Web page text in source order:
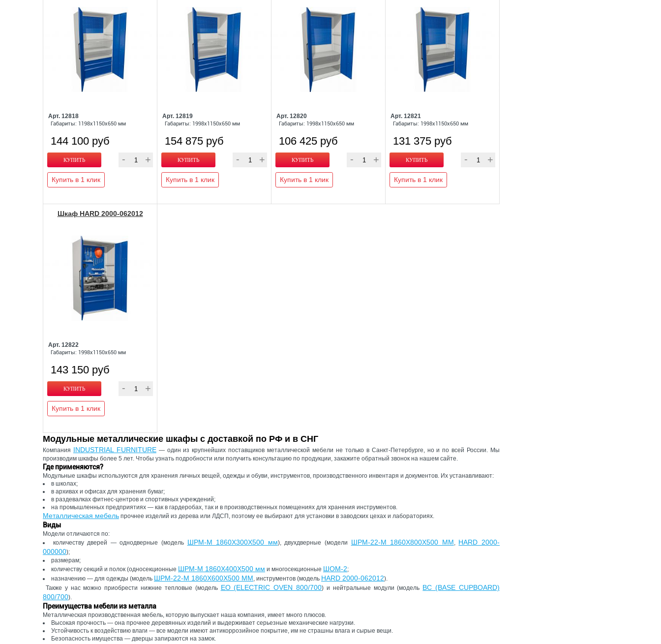
Арт. 12818
Габариты: 1198x1150x650 мм
144 100 руб
Купить в 1 клик
Арт. 12819
Габариты: 1998x1150x650 мм
154 875 руб
Купить в 1 клик
Арт. 12820
Габариты: 1998x1150x650 мм
106 425 руб
Купить в 1 клик
Арт. 12821
Габариты: 1998x1150x650 мм
131 375 руб
Купить в 1 клик
Шкаф HARD 2000-062012
Арт. 12822
Габариты: 1998x1150x650 мм
143 150 руб
Купить в 1 клик
Модульные металлические шкафы с доставкой по РФ и в СНГ
Компания INDUSTRIAL FURNITURE— один из крупнейших поставщиков металлической мебели не только в Санкт-Петербурге, но и по всей России. Мы
производим шкафы более 5 лет. Чтобы узнать подробности или получить консультацию по продукции, закажите обратный звонок на нашем сайте.
Где применяются?
Модульные шкафы используются для хранения личных вещей, одежды и обуви, инструментов, производственного инвентаря и документов. Их устанавливают:
в школах;
в архивах и офисах для хранения бумаг;
в раздевалках фитнес-центров и спортивных учреждений;
на промышленных предприятиях — как в гардеробах, так и в производственных помещениях для хранения инструментов.
Металлическая мебель прочнее изделий из дерева или ЛДСП, поэтому ее выбирают для установки в заводских цехах и лабораториях.
Виды
Модели отличаются по:
количеству дверей — однодверные (модель ШРМ-М 1860Х300Х500 мм), двухдверные (модели ШРМ-22-М 1860Х800Х500 ММ, HARD 2000-
000000);
размерам;
количеству секций и полок (односекционные ШРМ-М 1860Х400Х500 мм и многосекционные ШОМ-2;
назначению — для одежды (модель ШРМ-22-М 1860Х600Х500 ММ, инструментов (модель HARD 2000-062012).
Также у нас можно приобрести нижние тепловые (модель EO (ELECTRIC OVEN 800/700) и нейтральные модули (модель BC (BASE CUPBOARD)
800/700).
Преимущества мебели из металла
Металлическая производственная мебель, которую выпускает наша компания, имеет много плюсов.
Высокая прочность — она прочнее деревянных изделий и выдерживает серьезные механические нагрузки.
Устойчивость к воздействию влаги — все модели имеют антикоррозийное покрытие, им не страшны влага и сырые вещи.
Безопасность имущества — дверцы запираются на замок.